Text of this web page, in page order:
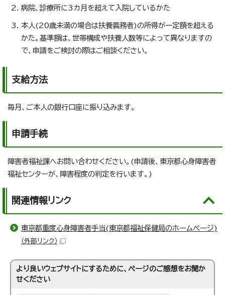
病院、診療所に3カ月を超えて入院しているかた
本人(20歳未満の場合は扶養義務者)の所得が一定額を超える
かた。基準額は、世帯構成や扶養人数等によって異なりますの
で、申請をご検討の際はご相談ください。
支給方法
毎月、ご本人の銀行口座に振り込みます。
申請手続
障害者福祉課へお問い合わせください。(申請後、東京都心身障害者
福祉センターが、障害程度の判定を行います。)
関連情報リンク
東京都重度心身障害者手当(東京都福祉保健局のホームページ)
（外部リンク）
より良いウェブサイトにするために、ページのご感想をお聞か
せください